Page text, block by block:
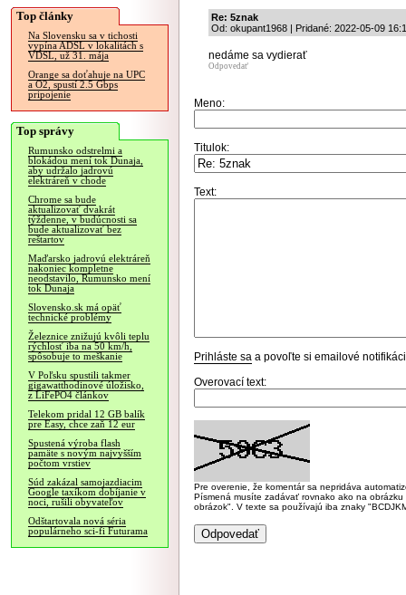
Top články
Na Slovensku sa v tichosti
vypína ADSL v lokalitách s
VDSL, už 31. mája
Orange sa doťahuje na UPC
a O2, spustí 2.5 Gbps
pripojenie
Top správy
Rumunsko odstrelmi a
blokádou mení tok Dunaja,
aby udržalo jadrovú
elektráreň v chode
Chrome sa bude
aktualizovať dvakrát
týždenne, v budúcnosti sa
bude aktualizovať bez
reštartov
Maďarsko jadrovú elektráreň
nakoniec kompletne
neodstavilo, Rumunsko mení
tok Dunaja
Slovensko.sk má opäť
technické problémy
Železnice znižujú kvôli teplu
rýchlosť iba na 50 km/h,
spôsobuje to meškanie
V Poľsku spustili takmer
gigawatthodinové úložisko,
z LiFePO4 článkov
Telekom pridal 12 GB balík
pre Easy, chce zaň 12 eur
Spustená výroba flash
pamäte s novým najvyšším
počtom vrstiev
Súd zakázal samojazdiacim
Google taxíkom dobíjanie v
noci, rušili obyvateľov
Odštartovala nová séria
populárneho sci-fi Futurama
Re: 5znak
Od: okupant1968 | Pridané: 2022-05-09
nedáme sa vydierať
Odpovedať
Meno:
Titulok:
Text:
Prihláste sa a povoľte si emailové
Overovací text:
Pre overenie, že komentár sa nepridáva
Písmená musíte zadávať rovnako ako na
obrázok". V texte sa používajú iba znaky